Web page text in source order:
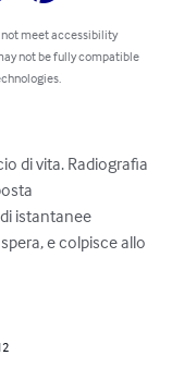
not meet accessibility
not be fully compatible
di vita. Radiografia
istantanee
e colpisce allo